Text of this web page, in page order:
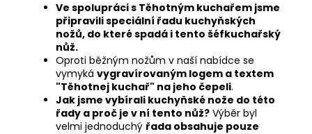
Ve spolupráci s Těhotným kuchařem jsme
připravili speciální řadu kuchyňských
nožů, do které spadá i tento šéfkuchařský
nůž.
Oproti běžným nožům v naší nabídce se
vymyká vygravírovaným logem a textem
"Těhotnej kuchař" na jeho čepeli.
Jak jsme vybírali kuchyňské nože do této
řady a proč je v ní tento nůž? Výběr byl
velmi jednoduchý řada obsahuje pouze